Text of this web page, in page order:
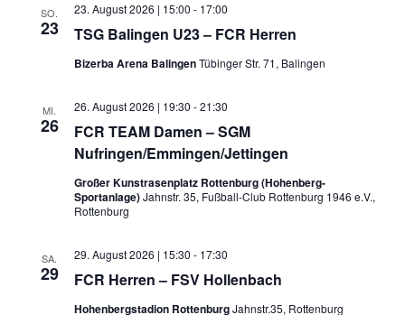
SO.
23 TSG Balingen U23 – FCR Herren
23. August 2026 | 15:00 - 17:00
Bizerba Arena BalingenTübinger Str. 71, Balingen
MI.
26
FCR TEAM Damen – SGM
Nufringen/Emmingen/Jettingen
26. August 2026 | 19:30 -21:30
Großer Kunstrasenplatz Rottenburg (Hohenberg-
Sportanlage)Jahnstr. 35, Fußball-Club Rottenburg 1946 e.V.,
Rottenburg
SA.
29 FCR Herren – FSV Hollenbach
29. August 2026 | 15:30 - 17:30
Hohenbergstadion RottenburgJahnstr.35, Rottenburg